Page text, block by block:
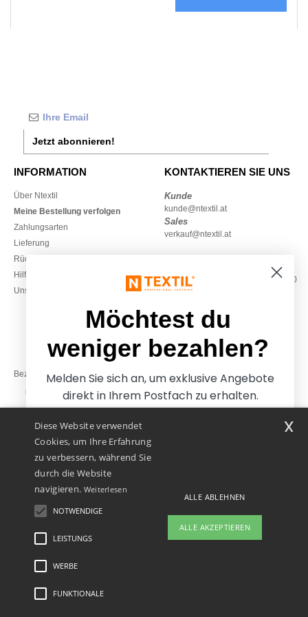
Jetzt abonnieren!
INFORMATION
Über Ntextil
Meine Bestellung verfolgen
Zahlungsarten
Lieferung
Rückerstattungen / Rückgaben
Hilfe & FAQs
Unsere Engagements
KONTAKTIEREN SIE UNS
Kunde
kunde@ntextil.at
Sales
verkauf@ntextil.at
Montag – Donnerstag: 10:00–13:00
& 14:00–17:30
Freitag: 10:00–14:00
Bezahlung mit
Unsere Paketzusteller
Rechtliche Hinweise
Diese Website verwendet
Cookies, um Ihre Erfahrung
zu verbessern, während Sie
durch die Website
navigieren. Weiterlesen
NOTWENDIGE
LEISTUNGS
WERBE
FUNKTIONALE
ALLE ABLEHNEN
ALLE AKZEPTIEREN
x
Möchtest du
weniger bezahlen?
Melden Sie sich an, um exklusive Angebote
direkt in Ihrem Postfach zu erhalten.
Ja, ich möchte weniger
bezahlen
Nein danke, ich möchte mehr bezahlen.